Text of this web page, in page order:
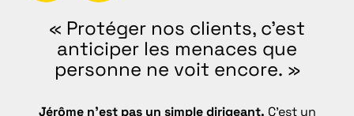
« Protéger nos clients, c’est
anticiper les menaces que
personne ne voit encore. »
Jérôme n’est pas un simple dirigeant. C’est un